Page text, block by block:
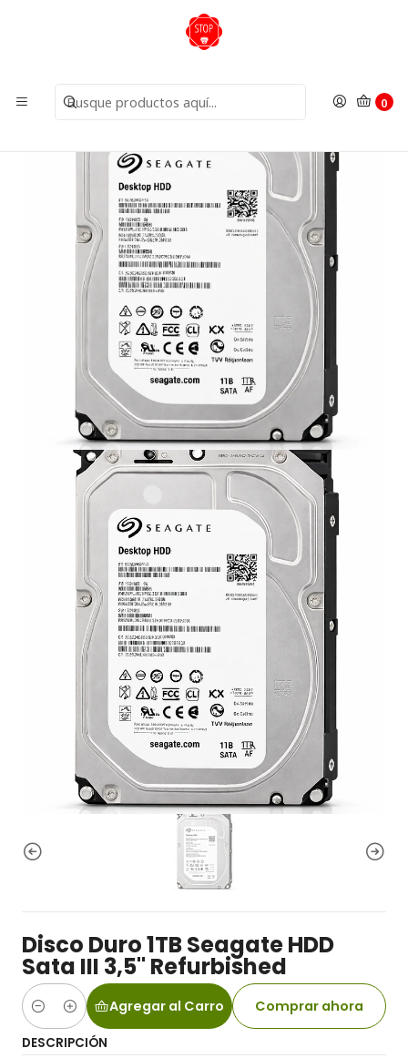
0
Insumos Discos Duros
Disco Duro 1TB Seagate HDD Sata III 3,5" Refurbished
Disco Duro 1TB Seagate HDD
Sata III 3,5" Refurbished
Cantidad
Agregar al Carro Comprar ahora
DESCRIPCIÓN